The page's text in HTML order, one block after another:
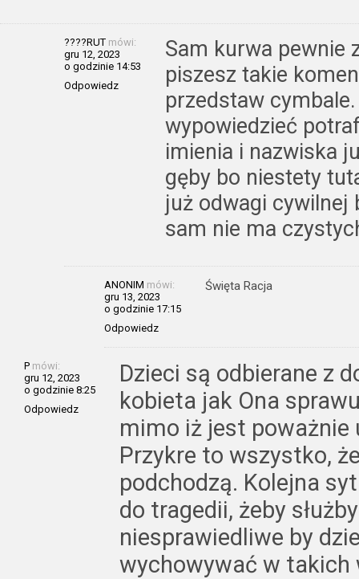
????RUT mówi:
gru 12, 2023
o godzinie 14:53
Odpowiedz
Sam kurwa pewnie
piszesz takie
przedstaw
wypowiedzieć
imienia i nazwiska
gęby bo niestety
już odwagi cywilnej
sam nie ma
ANONIM mówi:
gru 13, 2023
o godzinie 17:15
Odpowiedz
Święta Racja
P mówi:
gru 12, 2023
o godzinie 8:25
Odpowiedz
Dzieci są odbierane z
kobieta jak Ona
mimo iż jest poważnie
Przykre to wszystko,
podchodzą. Kolejna
do tragedii, żeby
niesprawiedliwe by
wychowywać w takich